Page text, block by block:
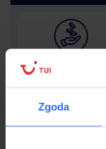
Zgoda
Lider niskich cen